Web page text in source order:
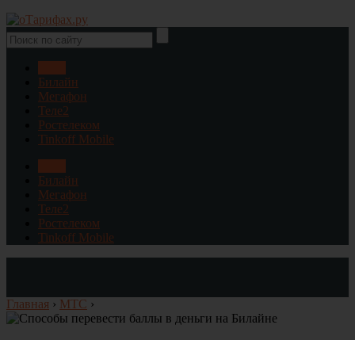
Билайн
Мегафон
Теле2
Ростелеком
Tinkoff Mobile
Билайн
Мегафон
Теле2
Ростелеком
Tinkoff Mobile
Главная › МТС ›